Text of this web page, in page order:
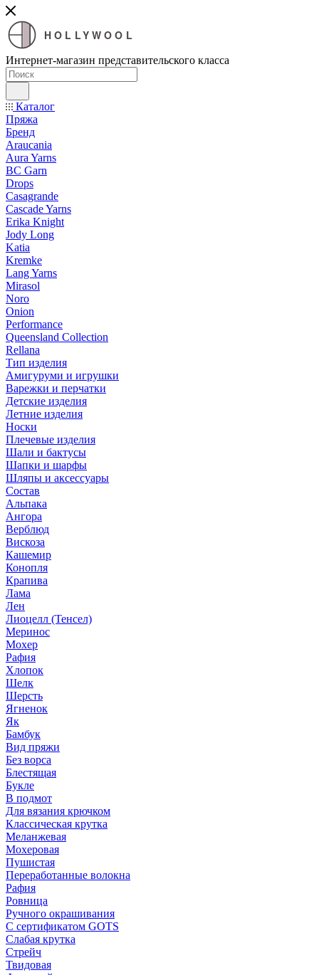
HOLLYWOOL
Интернет-магазин представительского класса
Каталог
Пряжа
Бренд
Araucania
Aura Yarns
BC Garn
Drops
Casagrande
Cascade Yarns
Erika Knight
Jody Long
Katia
Kremke
Lang Yarns
Mirasol
Noro
Onion
Performance
Queensland Collection
Rellana
Тип изделия
Амигуруми и игрушки
Варежки и перчатки
Детские изделия
Летние изделия
Носки
Плечевые изделия
Шали и бактусы
Шапки и шарфы
Шляпы и аксессуары
Состав
Альпака
Ангора
Верблюд
Вискоза
Кашемир
Конопля
Крапива
Лама
Лен
Лиоцелл (Тенсел)
Меринос
Мохер
Рафия
Хлопок
Шелк
Шерсть
Ягненок
Як
Бамбук
Вид пряжи
Без ворса
Блестящая
Букле
В подмот
Для вязания крючком
Классическая крутка
Меланжевая
Мохеровая
Пушистая
Переработанные волокна
Рафия
Ровница
Ручного окрашивания
С сертификатом GOTS
Слабая крутка
Стрейч
Твидовая